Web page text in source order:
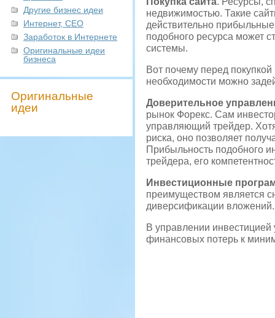
Другие бизнес идеи
Интернет, СЕО
Заработок в Интернете
Оригинальные идеи
бизнеса
Оригинальные
идеи
недвижимостью. Такие
действительно
подобного ресурса может
системы.
Вот почему перед
необходимости можно
Доверительное
рынок Форекс. Сам
управляющий трейдер.
риска, оно позволяет
Прибыльность подобного
трейдера, его
Инвестиционные
преимуществом является
диверсификации вложений.
В управлении инвестицией
финансовых потерь к